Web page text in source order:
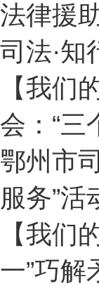
法律援
司法·知
【我们
会：“三
鄂州市
服务”活
【我们
一”巧解